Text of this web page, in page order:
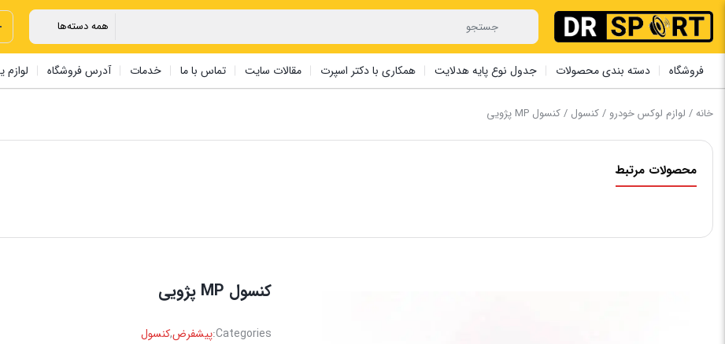
فروشگاه دسته بندی محصولات جدول نوع پایه هدلایت همکاری با دکتر اسپرت مقالات سایت تماس با ما خدمات آدرس فروشگاه لوازم
خانه/ لوازم لوکس خودرو /کنسول / ‏کنسول ‏MP پژویی
محصولات مرتبط
‏کنسول ‏MP پژویی
Categories:پیشفرض,کنسول